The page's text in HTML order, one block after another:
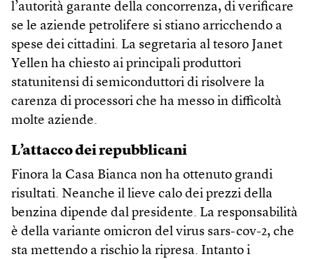
l’autorità garante della concorrenza, di verificare
se le aziende petrolifere si stiano arricchendo a
spese dei cittadini. La segretaria al tesoro Janet
Yellen ha chiesto ai principali produttori
statunitensi di semiconduttori di risolvere la
carenza di processori che ha messo in difficoltà
molte aziende.
L’attacco dei repubblicani
Finora la Casa Bianca non ha ottenuto grandi
risultati. Neanche il lieve calo dei prezzi della
benzina dipende dal presidente. La responsabilità
è della variante omicron del virus sars-cov-2, che
sta mettendo a rischio la ripresa. Intanto i